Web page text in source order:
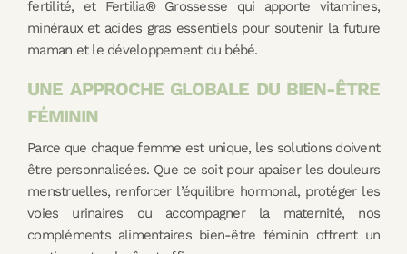
fertilité, et Fertilia® Grossesse qui apporte vitamines,
minéraux et acides gras essentiels pour soutenir la future
maman et le développement du bébé.
UNE APPROCHE GLOBALE DU BIEN-ÊTRE
FÉMININ
Parce que chaque femme est unique, les solutions doivent
être personnalisées. Que ce soit pour apaiser les douleurs
menstruelles, renforcer l’équilibre hormonal, protéger les
voies urinaires ou accompagner la maternité, nos
compléments alimentaires bien-être féminin offrent un